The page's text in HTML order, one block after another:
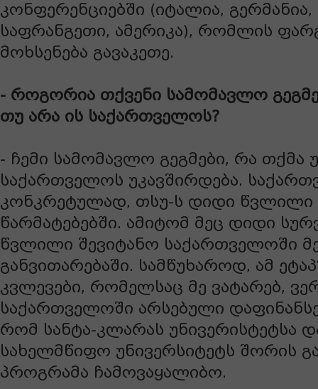
კონფერენციებში (იტალია, გერმანია,
საფრანგეთი, ამერიკა), რომლის
მოხსენება გავაკეთე.
- როგორია თქვენი სამომავლო
თუ არა ის საქართველოს?
- ჩემი სამომავლო გეგმები, რა თქმა
საქართველოს უკავშირდება.
კონკრეტულად, თსუ-ს დიდი წვლილი
წარმატებებში. ამიტომ მეც დიდი
წვლილი შევიტანო საქართველოში
განვითარებაში. სამწუხაროდ, ამ
კვლევები, რომელსაც მე ვატარებ,
საქართველოში არსებული
რომ სანტა-კლარას უნივერისტეტსა
სახელმწიფო უნივერსიტეტს შორის
პროგრამა ჩამოვაყალიბო.